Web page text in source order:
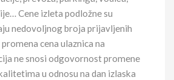
Cene izleta podložne su
nedovoljnog broja prijavljenih
cena ulaznica na
ne snosi odgovornost promene
u odnosu na dan izlaska